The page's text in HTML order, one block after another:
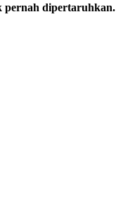
pernah dipertaruhkan.